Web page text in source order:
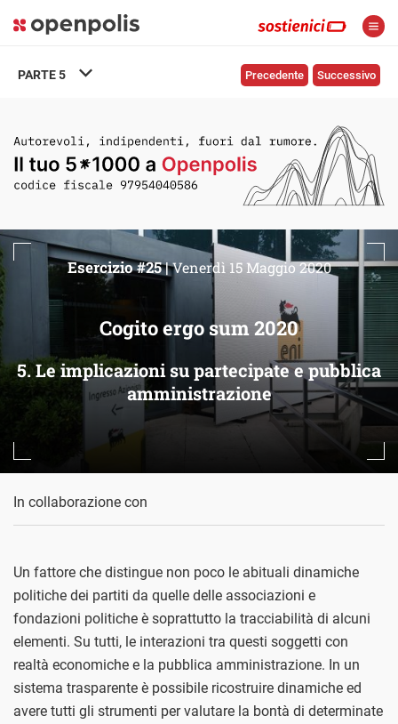
Precedente Successivo
PARTE5
Cogito ergo sum 2020
5. Le implicazioni su partecipate e pubblica
amministrazione
Esercizio #25 |Venerdì 15 Maggio 2020
In collaborazione con
Un fattore che distingue non poco le abituali dinamiche
politiche dei partiti da quelle delle associazioni e
fondazioni politiche è soprattutto la tracciabilità di alcuni
elementi. Su tutti, le interazioni tra questi soggetti con
realtà economiche e la pubblica amministrazione. In un
sistema trasparente è possibile ricostruire dinamiche ed
avere tutti gli strumenti per valutare la bontà di determinate